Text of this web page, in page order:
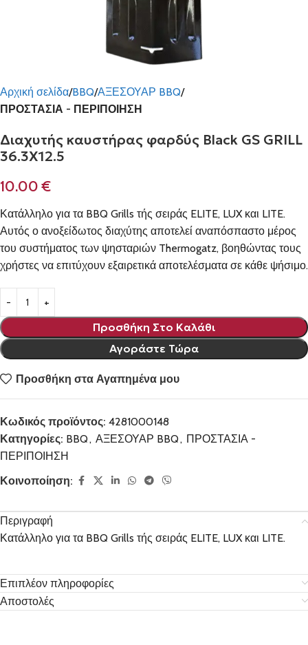
Αρχική σελίδα BBQ ΑΞΕΣΟΥΑΡ BBQ
ΠΡΟΣΤΑΣΙΑ - ΠΕΡΙΠΟΙΗΣΗ
Διαχυτής καυστήρας φαρδύς Black GS GRILL
36.3Χ12.5
10.00€
Κατάλληλο για τα BBQ Grills τής σειράς ELITE, LUX και LITE.
Αυτός ο ανοξείδωτος διαχύτης αποτελεί αναπόσπαστο μέρος
του συστήματος των ψησταριών Thermogatz, βοηθώντας τους
χρήστες να επιτύχουν εξαιρετικά αποτελέσματα σε κάθε ψήσιμο.
Προσθήκη Στο Καλάθι
Αγοράστε Τώρα
Προσθήκη στα Αγαπημένα μου
Κωδικός προϊόντος: 4281000148
Κατηγορίες: BBQ, ΑΞΕΣΟΥΑΡ BBQ, ΠΡΟΣΤΑΣΙΑ -
ΠΕΡΙΠΟΙΗΣΗ
Κοινοποίηση:
Περιγραφή
Κατάλληλο για τα BBQ Grills τής σειράς ELITE, LUX και LITE.
Επιπλέον πληροφορίες
Αποστολές